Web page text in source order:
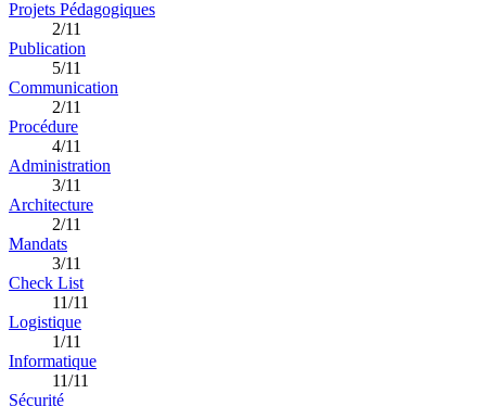
Projets Pédagogiques
2/11
Publication
5/11
Communication
2/11
Procédure
4/11
Administration
3/11
Architecture
2/11
Mandats
3/11
Check List
11/11
Logistique
1/11
Informatique
11/11
Sécurité